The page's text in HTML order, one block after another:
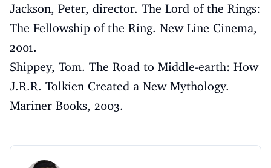
Jackson, Peter, director. The Lord of the Rings:
The Fellowship of the Ring. New Line Cinema,
2001.
Shippey, Tom. The Road to Middle-earth: How
J.R.R. Tolkien Created a New Mythology.
Mariner Books, 2003.